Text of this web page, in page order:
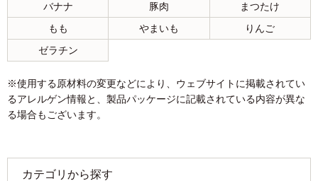
バナナ
豚肉
まつたけ
もも
やまいも
りんご
ゼラチン
※使用する原材料の変更などにより、ウェブサイトに掲載されてい
るアレルゲン情報と、製品パッケージに記載されている内容が異な
る場合もございます。
カテゴリから探す